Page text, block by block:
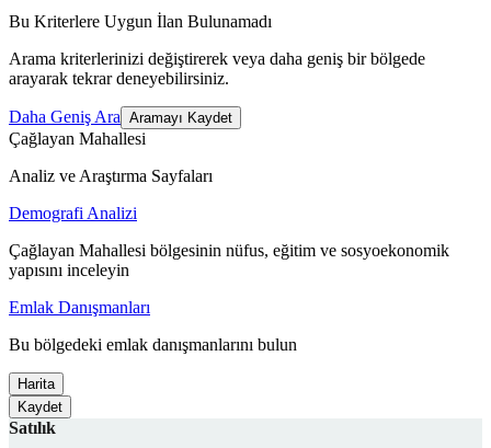
Bu Kriterlere Uygun İlan Bulunamadı
Arama kriterlerinizi değiştirerek veya daha geniş bir bölgede
arayarak tekrar deneyebilirsiniz.
Daha Geniş Ara Aramayı Kaydet
Çağlayan Mahallesi
Analiz ve Araştırma Sayfaları
Demografi Analizi
Çağlayan Mahallesi bölgesinin nüfus, eğitim ve sosyoekonomik
yapısını inceleyin
Emlak Danışmanları
Bu bölgedeki emlak danışmanlarını bulun
Harita
Kaydet
Satılık